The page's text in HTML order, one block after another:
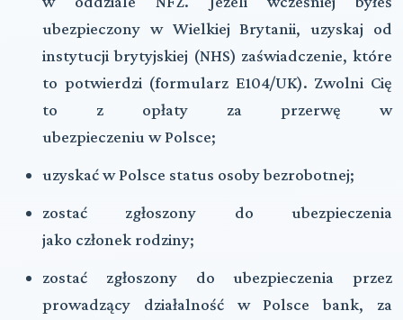
ubezpieczony w Wielkiej Brytanii, uzyskaj od
instytucji brytyjskiej (NHS) zaświadczenie, które
to potwierdzi (formularz E104/UK). Zwolni Cię
to z opłaty za przerwę w
ubezpieczeniu w Polsce;
uzyskać w Polsce status osoby bezrobotnej;
zostać zgłoszony do ubezpieczenia
jako członek rodziny;
zostać zgłoszony do ubezpieczenia przez
prowadzący działalność w Polsce bank, za